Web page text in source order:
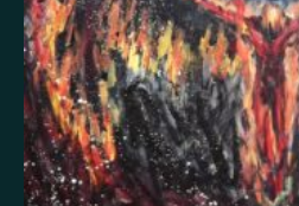
Itsetuhoisuus
Jännitys
Kaksisuuntainen mielialahäiriö
Kiitollisuus
Kuolema
Luottamus
Mania Masennus
Muisto
Oikeudenmukaisuus